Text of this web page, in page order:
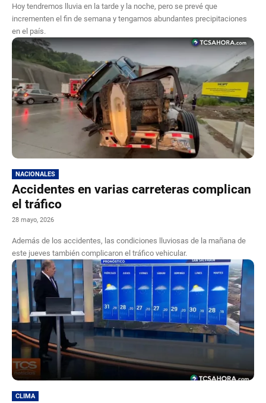
Hoy tendremos lluvia en la tarde y la noche, pero se prevé que
incrementen el fin de semana y tengamos abundantes precipitaciones
en el país.
NACIONALES
Accidentes en varias carreteras complican
el tráfico
28 mayo, 2026
Además de los accidentes, las condiciones lluviosas de la mañana de
este jueves también complicaron el tráfico vehicular.
CLIMA